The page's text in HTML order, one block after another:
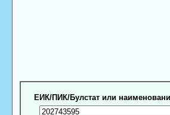
ЕИК/ПИК/Булстат или